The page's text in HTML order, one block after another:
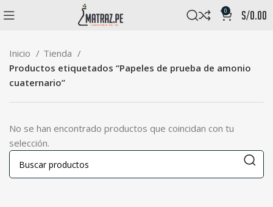
0 s/0.00
Inicio
Tienda
Productos etiquetados “Papeles de prueba de amonio
cuaternario”
No se han encontrado productos que coincidan con tu
selección.